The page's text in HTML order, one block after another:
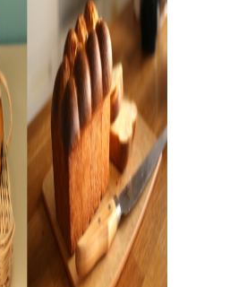
パン教室の活動について。 代表
介。